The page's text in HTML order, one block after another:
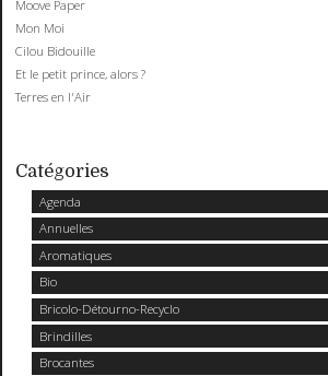
Moove Paper
Mon Moi
Cilou Bidouille
Et le petit prince, alors ?
Terres en l'Air
Catégories
Agenda
Annuelles
Aromatiques
Bio
Bricolo-Détourno-Recyclo
Brindilles
Brocantes